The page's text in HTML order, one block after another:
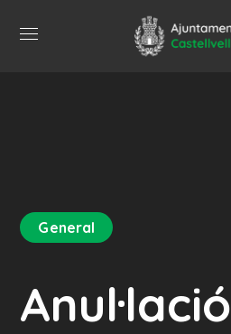
General
Anul·lació